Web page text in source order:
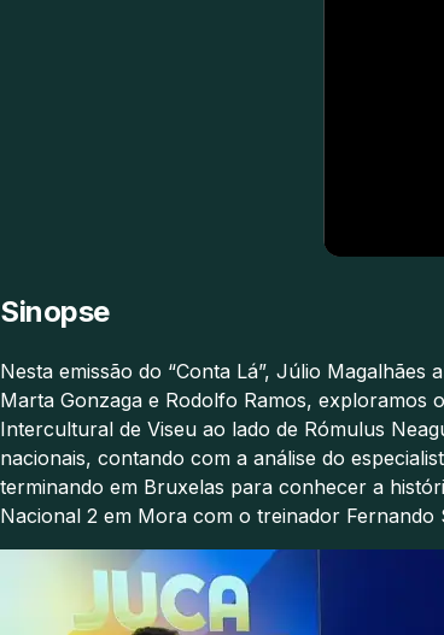
Sinopse
Nesta emissão do “Conta Lá”, Júlio
Marta Gonzaga e Rodolfo Ramos,
Intercultural de Viseu ao lado de Rómulus
nacionais, contando com a análise do
terminando em Bruxelas para conhecer a
Nacional 2 em Mora com o treinador Fernando